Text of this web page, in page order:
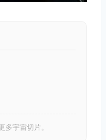
宇宙切片。